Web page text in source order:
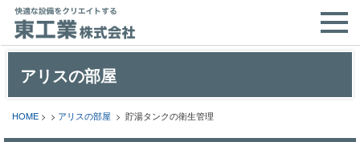
アリスの部屋
HOME > > アリスの部屋 > 貯湯タンクの衛生管理